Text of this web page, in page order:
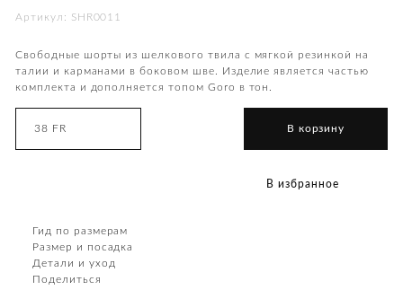
Артикул: SHR0011
Свободные шорты из шелкового твила с мягкой резинкой на
талии и карманами в боковом шве. Изделие является частью
комплекта и дополняется топом Goro в тон.
38 FR В корзину
В избранное
Гид по размерам
Размер и посадка
Детали и уход
Поделиться